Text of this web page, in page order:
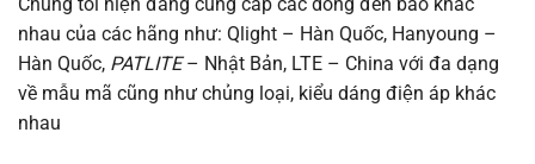
nhau của các hãng như: Qlight – Hàn Quốc, Hanyoung –
Hàn Quốc, PATLITE– Nhật Bản, LTE – China với đa dạng
về mẫu mã cũng như chủng loại, kiểu dáng điện áp khác
nhau